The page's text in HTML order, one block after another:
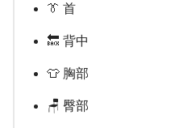
👔 首
🔙 背中
👕 胸部
🪑 臀部